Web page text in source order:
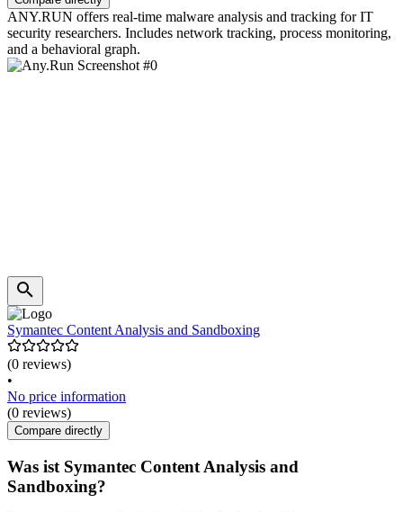
ANY.RUN offers real-time malware analysis and tracking for IT
security researchers. Includes network tracking, process monitoring,
and a behavioral graph.
Symantec Content Analysis and Sandboxing
(0 reviews)
•
No price information
(0 reviews)
Compare directly
Was ist Symantec Content Analysis and
Sandboxing?